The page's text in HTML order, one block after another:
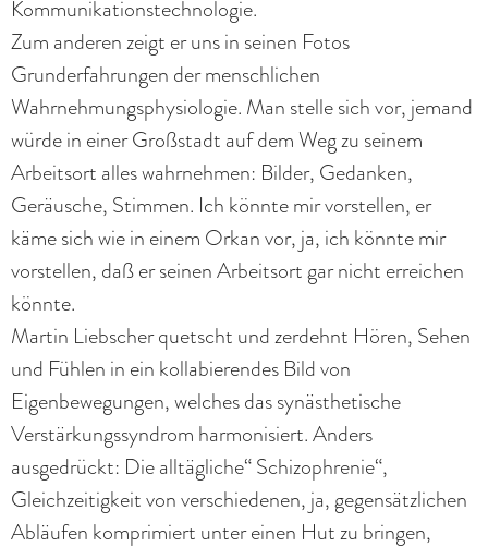
Kommunikationstechnologie.
Zum anderen zeigt er uns in seinen Fotos
Grunderfahrungen der menschlichen
Wahrnehmungsphysiologie. Man stelle sich vor, jemand
würde in einer Großstadt auf dem Weg zu seinem
Arbeitsort alles wahrnehmen: Bilder, Gedanken,
Geräusche, Stimmen. Ich könnte mir vorstellen, er
käme sich wie in einem Orkan vor, ja, ich könnte mir
vorstellen, daß er seinen Arbeitsort gar nicht erreichen
könnte.
Martin Liebscher quetscht und zerdehnt Hören, Sehen
und Fühlen in ein kollabierendes Bild von
Eigenbewegungen, welches das synästhetische
Verstärkungssyndrom harmonisiert. Anders
ausgedrückt: Die alltägliche“ Schizophrenie“,
Gleichzeitigkeit von verschiedenen, ja, gegensätzlichen
Abläufen komprimiert unter einen Hut zu bringen,